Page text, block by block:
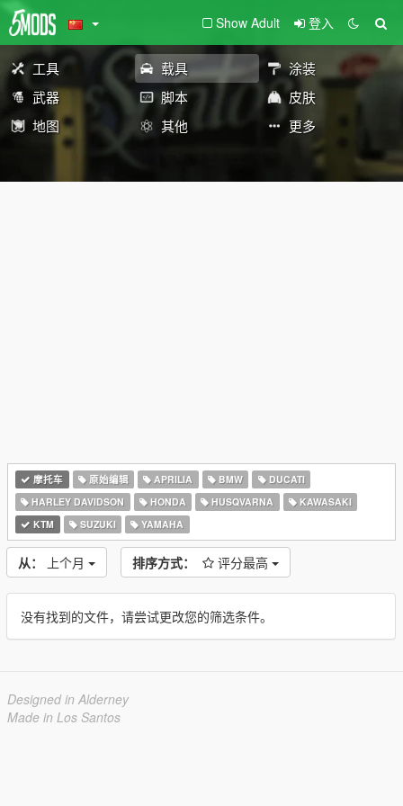
Show Adult 登入
工具 载具
涂装
武器
脚本
皮肤
地图
其他 更多
摩托车 原始编辑 APRILIA BMW
DUCATI
HARLEY DAVIDSON
HONDA HUSQVARNA
KAWASAKI
KTM
SUZUKI YAMAHA
从： 上个月 排序方式： 评分最高
没有找到的文件，请尝试更改您的筛选条件。
Designed in Alderney
Made in Los Santos